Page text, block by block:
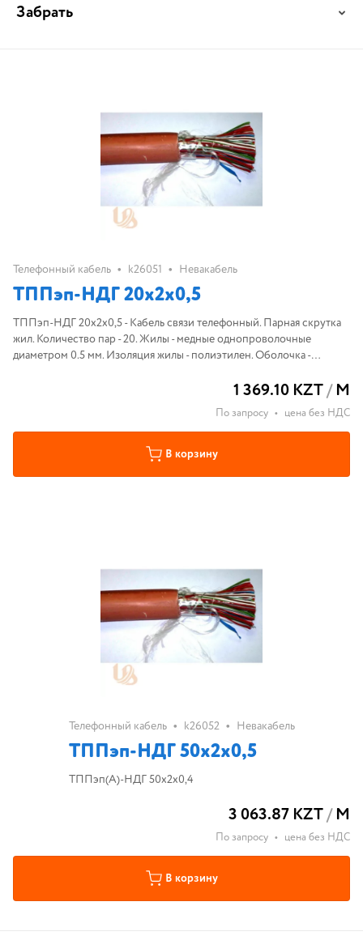
Забрать
Телефонный кабель • k26051 • Невакабель
ТППэп-НДГ 20х2х0,5
ТППэп-НДГ 20х2х0,5 - Кабель связи телефонный. Парная скрутка
жил. Количество пар - 20. Жилы - медные однопроволочные
диаметром 0.5 мм. Изоляция жилы - полиэтилен. Оболочка -
1 369.10 KZT/М
По запросу • цена без НДС
В корзину
Телефонный кабель • k26052 • Невакабель
ТППэп-НДГ 50х2х0,5
ТППэп(A)-НДГ 50х2х0,4
3 063.87 KZT/М
По запросу • цена без НДС
В корзину